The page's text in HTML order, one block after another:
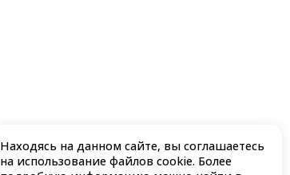
Находясь на данном сайте, вы соглашаетесь
на использование файлов cookie. Более